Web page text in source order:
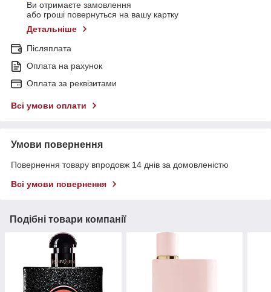
Ви отримаєте замовлення
або гроші повернуться на вашу картку
Детальніше
Післяплата
Оплата на рахунок
Оплата за реквізитами
Всі умови оплати
Умови повернення
Повернення товару впродовж 14 днів за домовленістю
Всі умови повернення
Подібні товари компанії